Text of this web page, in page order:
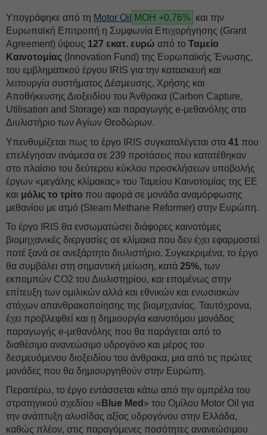
Υπογράφηκε από τη Motor Oil ΜΟΗ +0,76% και την
Ευρωπαϊκή Επιτροπή η Συμφωνία Επιχορήγησης (Grant
Agreement) ύψους 127 εκατ. ευρώ από το Ταμείο
Καινοτομίας (Innovation Fund) της Ευρωπαϊκής Ένωσης,
του εμβληματικού έργου IRIS για την κατασκευή και
λειτουργία συστήματος Δέσμευσης, Χρήσης και
Αποθήκευσης Διοξειδίου του Άνθρακα (Carbon Capture,
Utilisation and Storage) και παραγωγής e-μεθανόλης στο
Διυλιστήριο των Αγίων Θεοδώρων.
Υπενθυμίζεται πως το έργο IRIS συγκαταλέγεται στα 41 που
επελέγησαν ανάμεσα σε 239 προτάσεις που κατατέθηκαν
στο πλαίσιο του δεύτερου κύκλου προσκλήσεων υποβολής
έργων «μεγάλης κλίμακας» του Ταμείου Καινοτομίας της ΕΕ
και μόλις το τρίτο που αφορά σε μονάδα αναμόρφωσης
μεθανίου με ατμό (Steam Methane Reformer) στην Ευρώπη.
Το έργο IRIS θα ενσωματώσει διάφορες καινοτόμες
βιομηχανικές διεργασίες σε κλίμακα που δεν έχει εφαρμοστεί
ποτέ ξανά σε ανεξάρτητο διυλιστήριο. Συγκεκριμένα, το έργο
θα συμβάλει στη σημαντική μείωση, κατά 25%, των
εκπομπών CO2 του Διυλιστηρίου, και επομένως στην
επίτευξη των ομιλικών αλλά και εθνικών και ενωσιακών
στόχων απανθρακοποίησης της βιομηχανίας. Ταυτόχρονα,
έχει προβλεφθεί και η δημιουργία καινοτόμου μονάδας
παραγωγής e-μεθανόλης που θα παράγεται από το
διαθέσιμο ανανεώσιμο υδρογόνο και μέρος του
δεσμευόμενου διοξειδίου του άνθρακα, μια από τις πρώτες
μονάδες που θα δημιουργηθούν στην Ευρώπη.
Περαιτέρω, το έργο εντάσσεται κάτω από την ομπρέλα του
στρατηγικού σχεδίου « Blue Med » του Ομίλου Motοr Oil για
την ανάπτυξη αλυσίδας αξίας υδρογόνου στην Ελλάδα,
καθώς πλέον, στις παραγόμενες ποσότητες ανανεώσιμου